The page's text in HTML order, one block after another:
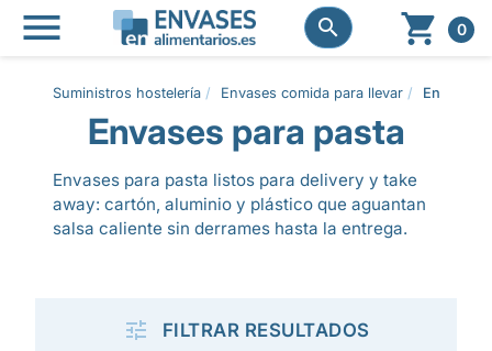
 
  0
Suministros hostelería Envases comida para llevar Envases
Envases para pasta
Envases para pasta listos para delivery y take
away: cartón, aluminio y plástico que aguantan
salsa caliente sin derrames hasta la entrega.
 FILTRAR RESULTADOS